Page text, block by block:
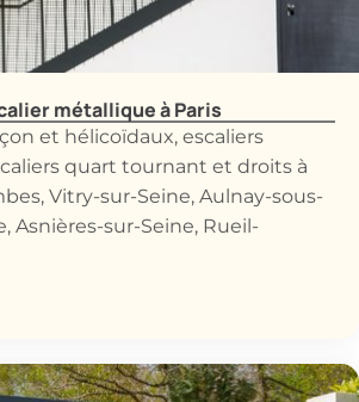
métallique à Paris
et hélicoïdaux, escaliers
quart tournant et droits à
Vitry-sur-Seine, Aulnay-sous-
Asnières-sur-Seine, Rueil-